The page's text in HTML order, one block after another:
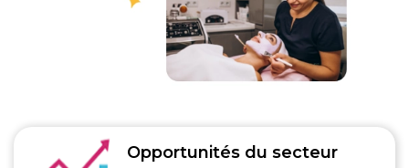
Opportunités du secteur